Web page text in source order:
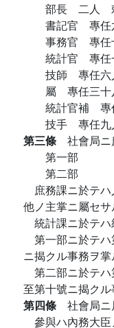
部長 二人
書記官 專
事務官 專
統計官 專
技師 專任
屬 專任三
統計官補
技手 專任
第三條 社會局
第一部
第二部
庶務課ニ於テ
他ノ主掌ニ屬セ
統計課ニ於テ
第一部ニ於テ
ニ揭クル事務ヲ
第二部ニ於テ
至第十號ニ揭ク
第四條 社會局
參與ハ內務大